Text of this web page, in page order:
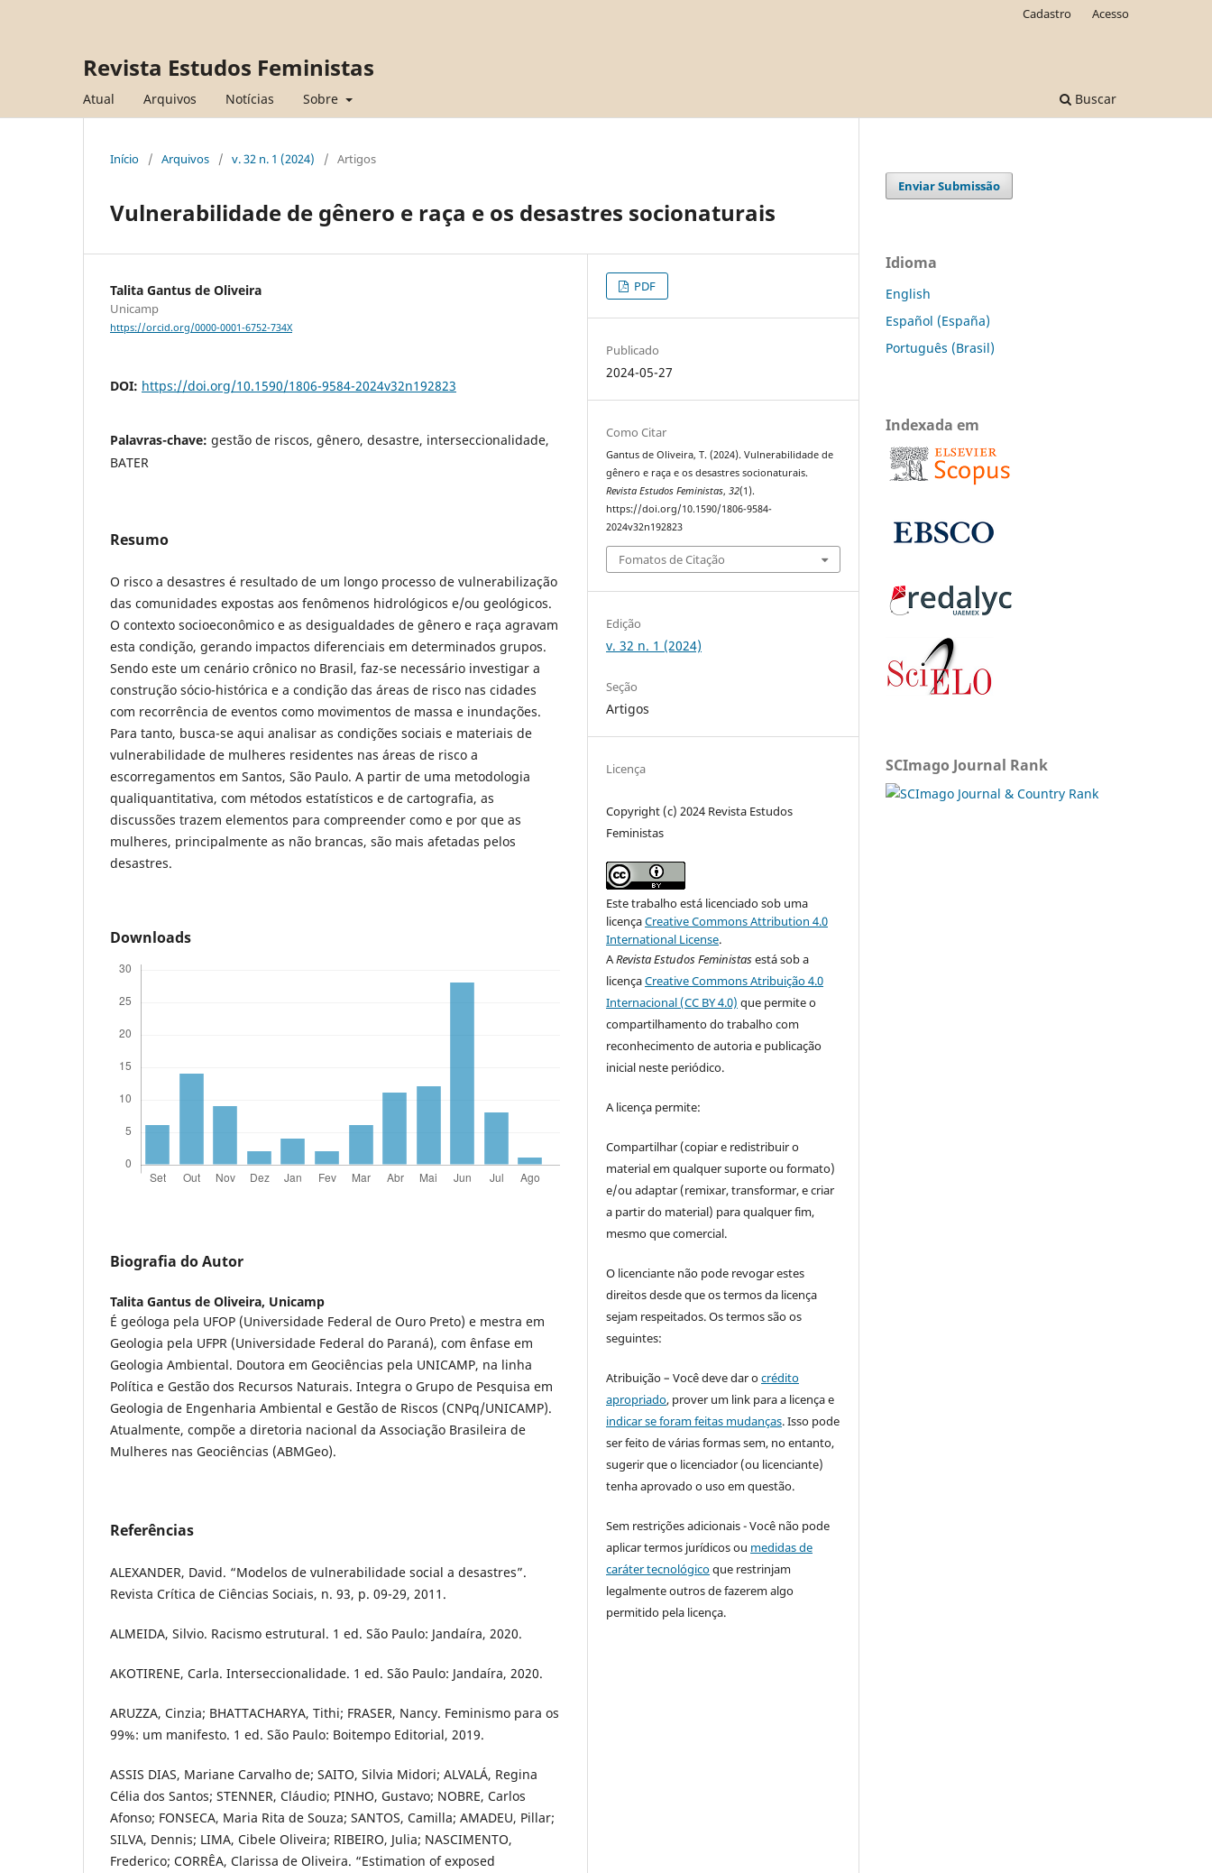
Revista Estudos Feministas
Atual Arquivos Notícias Sobre Buscar
Cadastro Acesso
Início / Arquivos / v. 32 n. 1 (2024) / Artigos
Vulnerabilidade de gênero e raça e os desastres socionaturais
Talita Gantus de Oliveira
Unicamp
https://orcid.org/0000-0001-6752-734X
DOI: https://doi.org/10.1590/1806-9584-2024v32n192823
Palavras-chave: gestão de riscos, gênero, desastre, interseccionalidade,
BATER
Resumo
O risco a desastres é resultado de um longo processo de vulnerabilização
das comunidades expostas aos fenômenos hidrológicos e/ou geológicos.
O contexto socioeconômico e as desigualdades de gênero e raça agravam
esta condição, gerando impactos diferenciais em determinados grupos.
Sendo este um cenário crônico no Brasil, faz-se necessário investigar a
construção sócio-histórica e a condição das áreas de risco nas cidades
com recorrência de eventos como movimentos de massa e inundações.
Para tanto, busca-se aqui analisar as condições sociais e materiais de
vulnerabilidade de mulheres residentes nas áreas de risco a
escorregamentos em Santos, São Paulo. A partir de uma metodologia
qualiquantitativa, com métodos estatísticos e de cartografia, as
discussões trazem elementos para compreender como e por que as
mulheres, principalmente as não brancas, são mais afetadas pelos
desastres.
Downloads
Biografia do Autor
Talita Gantus de Oliveira, Unicamp
É geóloga pela UFOP (Universidade Federal de Ouro Preto) e mestra em
Geologia pela UFPR (Universidade Federal do Paraná), com ênfase em
Geologia Ambiental. Doutora em Geociências pela UNICAMP, na linha
Política e Gestão dos Recursos Naturais. Integra o Grupo de Pesquisa em
Geologia de Engenharia Ambiental e Gestão de Riscos (CNPq/UNICAMP).
Atualmente, compõe a diretoria nacional da Associação Brasileira de
Mulheres nas Geociências (ABMGeo).
Referências
ALEXANDER, David. “Modelos de vulnerabilidade social a desastres”.
Revista Crítica de Ciências Sociais, n. 93, p. 09-29, 2011.
ALMEIDA, Silvio. Racismo estrutural. 1 ed. São Paulo: Jandaíra, 2020.
AKOTIRENE, Carla. Interseccionalidade. 1 ed. São Paulo: Jandaíra, 2020.
ARUZZA, Cinzia; BHATTACHARYA, Tithi; FRASER, Nancy. Feminismo para os
99%: um manifesto. 1 ed. São Paulo: Boitempo Editorial, 2019.
ASSIS DIAS, Mariane Carvalho de; SAITO, Silvia Midori; ALVALÁ, Regina
Célia dos Santos; STENNER, Cláudio; PINHO, Gustavo; NOBRE, Carlos
Afonso; FONSECA, Maria Rita de Souza; SANTOS, Camilla; AMADEU, Pillar;
SILVA, Dennis; LIMA, Cibele Oliveira; RIBEIRO, Julia; NASCIMENTO,
Frederico; CORRÊA, Clarissa de Oliveira. “Estimation of exposed
PDF
Publicado
2024-05-27
Como Citar
Gantus de Oliveira, T. (2024). Vulnerabilidade de
gênero e raça e os desastres socionaturais.
Revista Estudos Feministas,32(1).
https://doi.org/10.1590/1806-9584-
2024v32n192823
Fomatos de Citação
Edição
v. 32 n. 1 (2024)
Seção
Artigos
Licença
Copyright (c) 2024 Revista Estudos
Feministas
Este trabalho está licenciado sob uma
licençaCreative Commons Attribution 4.0
International License.
ARevista Estudos Feministasestá sob a
licençaCreative Commons Atribuição 4.0
Internacional (CC BY 4.0) que permite o
compartilhamento do trabalho com
reconhecimento de autoria e publicação
inicial neste periódico.
A licença permite:
Compartilhar (copiar e redistribuir o
material em qualquer suporte ou formato)
e/ou adaptar (remixar, transformar, e criar
a partir do material) para qualquer fim,
mesmo que comercial.
O licenciante não pode revogar estes
direitos desde que os termos da licença
sejam respeitados. Os termos são os
seguintes:
Atribuição – Você deve dar ocrédito
apropriado, prover um link para a licença e
indicar se foram feitas mudanças. Isso pode
ser feito de várias formas sem, no entanto,
sugerir que o licenciador (ou licenciante)
tenha aprovado o uso em questão.
Sem restrições adicionais - Você não pode
aplicar termos jurídicos ou medidas de
caráter tecnológicoque restrinjam
legalmente outros de fazerem algo
permitido pela licença.
Enviar Submissão
Idioma
English
Español (España)
Português (Brasil)
Indexada em
SCImago Journal Rank